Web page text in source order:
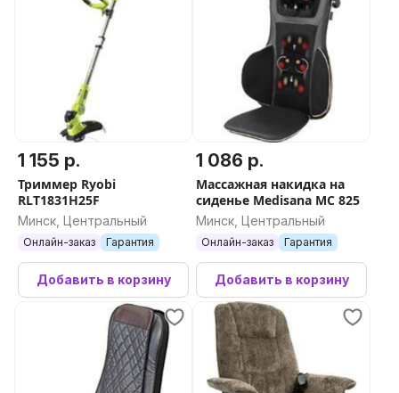
1 155 р.
Триммер Ryobi
RLT1831H25F
Минск, Центральный
Онлайн-заказ Гарантия
Добавить в корзину
1 086 р.
Массажная накидка на
сиденье Medisana MC 825
Минск, Центральный
Онлайн-заказ Гарантия
Добавить в корзину